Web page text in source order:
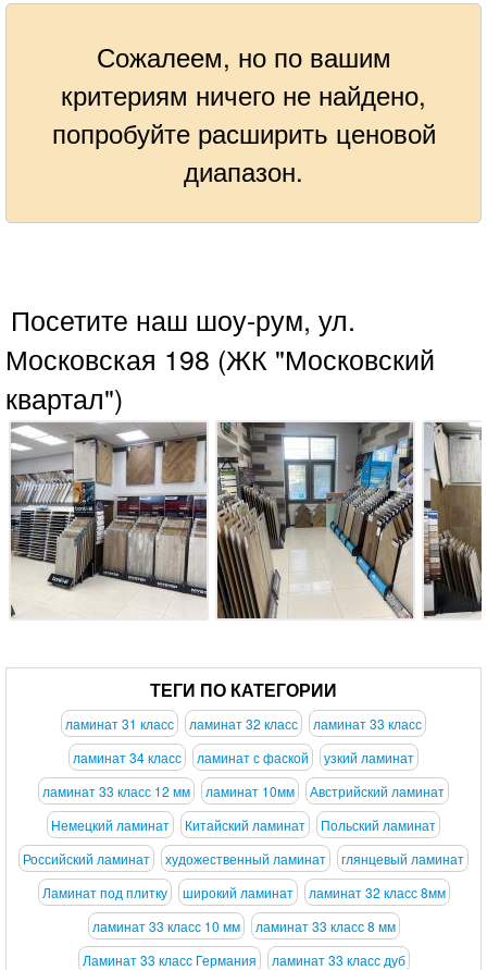
Сожалеем, но по вашим
критериям ничего не найдено,
попробуйте расширить ценовой
диапазон.
Посетите наш шоу-рум, ул.
Московская 198 (ЖК "Московский
квартал")
ТЕГИ ПО КАТЕГОРИИ
ламинат 31 класс ламинат 32 класс
ламинат 33 класс
ламинат 34 класс
ламинат с фаской
узкий ламинат
ламинат 33 класс 12 мм
ламинат 10мм
Австрийский ламинат
Немецкий ламинат
Китайский ламинат
Польский ламинат
Российский ламинат
художественный ламинат
глянцевый ламинат
Ламинат под плитку
широкий ламинат
ламинат 32 класс 8мм
ламинат 33 класс 10 мм
ламинат 33 класс 8 мм
Ламинат 33 класс Германия
ламинат 33 класс дуб